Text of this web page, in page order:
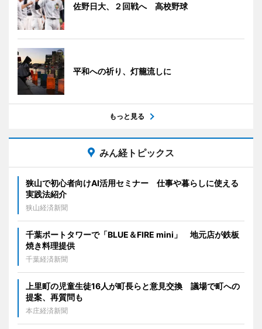
佐野日大、２回戦へ 高校野球
平和への祈り、灯籠流しに
もっと見る
みん経トピックス
狭山で初心者向けAI活用セミナー 仕事や暮らしに使える
実践法紹介
狭山経済新聞
千葉ポートタワーで「BLUE＆FIRE mini」 地元店が鉄板
焼き料理提供
千葉経済新聞
上里町の児童生徒16人が町長らと意見交換 議場で町への
提案、再質問も
本庄経済新聞